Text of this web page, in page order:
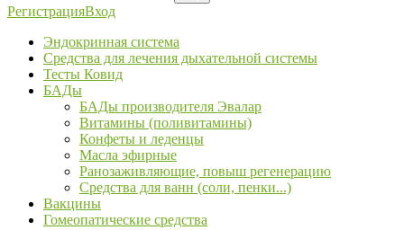
РегистрацияВход
Эндокринная система
Средства для лечения дыхательной системы
Тесты Ковид
БАДы
БАДы производителя Эвалар
Витамины (поливитамины)
Конфеты и леденцы
Масла эфирные
Ранозаживляющие, повыш регенерацию
Средства для ванн (соли, пенки...)
Вакцины
Гомеопатические средства